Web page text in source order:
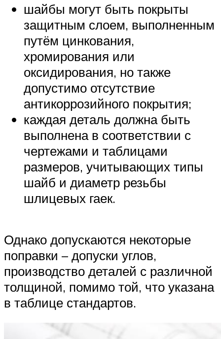
шайбы могут быть покрыты
защитным слоем, выполненным
путём цинкования,
хромирования или
оксидирования, но также
допустимо отсутствие
антикоррозийного покрытия;
каждая деталь должна быть
выполнена в соответствии с
чертежами и таблицами
размеров, учитывающих типы
шайб и диаметр резьбы
шлицевых гаек.
Однако допускаются некоторые
поправки – допуски углов,
производство деталей с различной
толщиной, помимо той, что указана
в таблице стандартов.